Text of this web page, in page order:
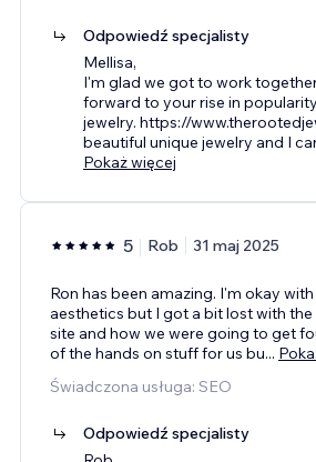
Odpowiedź specjalisty
Mellisa,
I'm glad we got to work
forward to your rise in
jewelry. https://
beautiful unique jewelry and I
Pokaż więcej
5 Rob 31 maj 2025
Ron has been amazing. I'm okay
aesthetics but I got a bit lost with
site and how we were going to get
of the hands on stuff for us bu...
Świadczona usługa: SEO
Odpowiedź specjalisty